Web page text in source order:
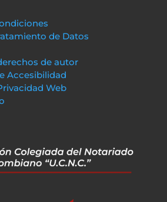
de Datos
de autor
Accesibilidad
Web